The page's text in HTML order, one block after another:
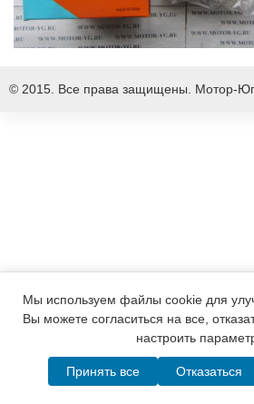
© 2015. Все права защищены. Мотор-Юг
Написать в MAX Telegram
Мы используем файлы cookie для
Вы можете согласиться на все,
настроить
Принять все Отказаться